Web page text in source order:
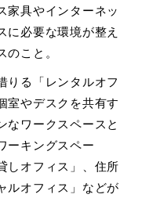
家具やインターネッ
に必要な環境が整え
こと。
りる「レンタルオフ
室やデスクを共有す
なワークスペースと
ーキングスペー
しオフィス」、住所
ルオフィス」などが